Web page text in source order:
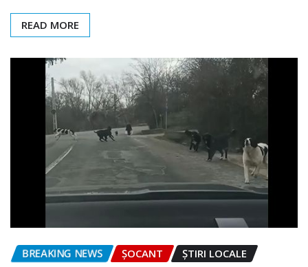
READ MORE
BREAKING NEWS ȘOCANT ȘTIRI LOCALE